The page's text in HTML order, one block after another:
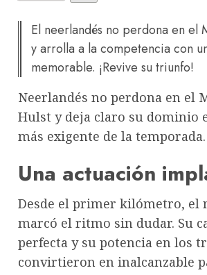
El neerlandés no perdona en el
y arrolla a la competencia con
memorable. ¡Revive su triunfo!
Neerlandés no perdona en el
Hulst y deja claro su dominio
más exigente de la temporada.
Una actuación
Desde el primer kilómetro, el
marcó el ritmo sin dudar. Su
perfecta y su potencia en los
convirtieron en inalcanzable